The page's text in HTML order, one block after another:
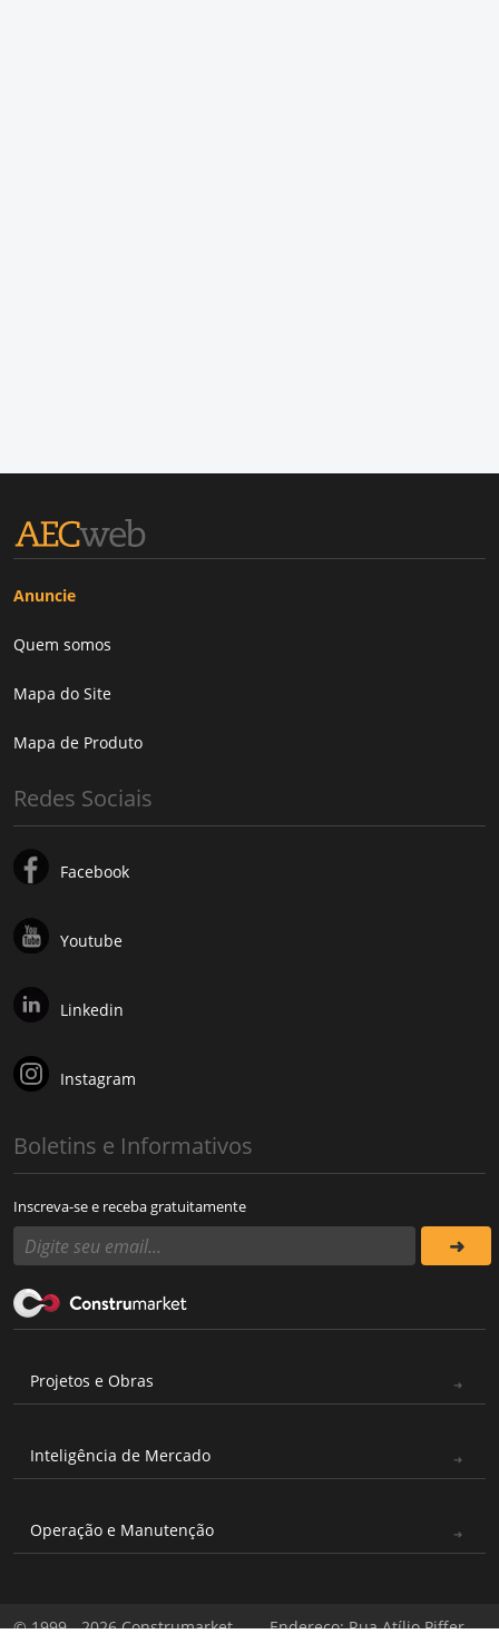
Anuncie
Quem somos
Mapa do Site
Mapa de Produto
Redes Sociais
Facebook
Youtube
Linkedin
Instagram
Boletins e Informativos
Inscreva-se e receba gratuitamente
Projetos e Obras
Inteligência de Mercado
Operação e Manutenção
© 1999 - 2026 Construmarket Endereço: Rua Atílio Piffer,